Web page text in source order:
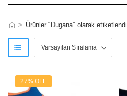
> Ürünler “Dugana” olarak etiketlendi
27% OFF